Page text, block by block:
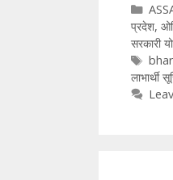
प्रदेश,
सरकारी
लाभार्थी